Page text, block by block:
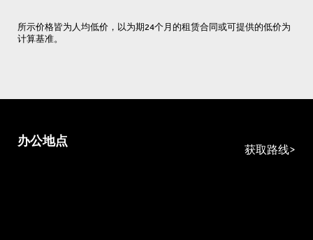
所示价格皆为人均低价，以为期24个月的租赁合同或可提供的低价为
计算基准。
办公地点
获取路线